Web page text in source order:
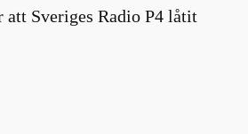
att Sveriges Radio P4 låtit